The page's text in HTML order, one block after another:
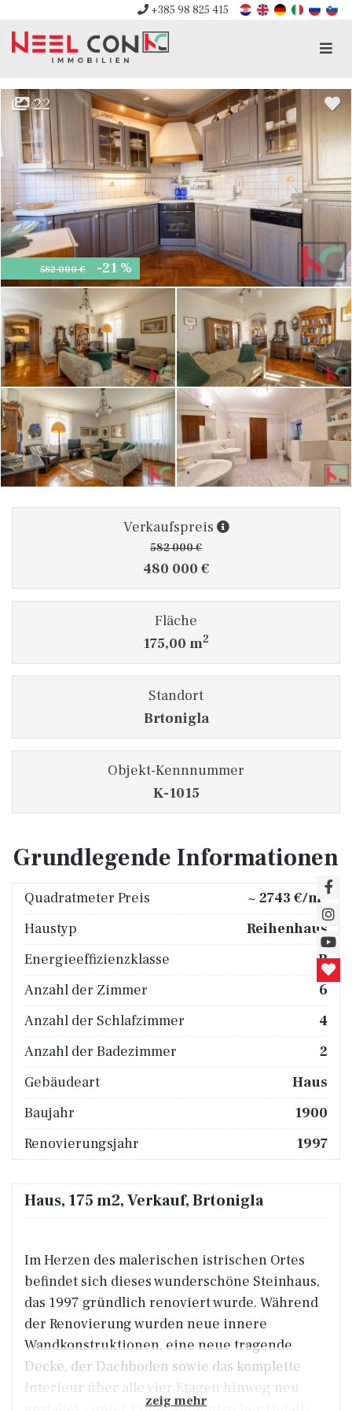
+385 98 825 415
22
582 000 € -21 %
Verkaufspreis
582 000 €
480 000 €
Fläche
175,00 m2
Standort
Brtonigla
Objekt-Kennnummer
K-1015
Grundlegende Informationen
Quadratmeter Preis ~ 2743 €/m 2
Haustyp
Reihenhaus
Energieeffizienzklasse
B
Anzahl der Zimmer
6
Anzahl der Schlafzimmer
4
Anzahl der Badezimmer
2
Gebäudeart
Haus
Baujahr
1900
Renovierungsjahr
1997
Haus, 175 m2, Verkauf, Brtonigla
Im Herzen des malerischen istrischen Ortes
befindet sich dieses wunderschöne Steinhaus,
das 1997 gründlich renoviert wurde. Während
der Renovierung wurden neue innere
Wandkonstruktionen, eine neue tragende
Decke, der Dachboden sowie das komplette
Interieur über alle vier Etagen hinweg neu
zeig mehr